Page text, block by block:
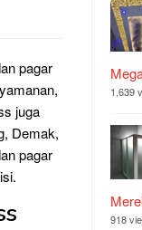
pagar
juga
Demak,
pagar
1,639
918